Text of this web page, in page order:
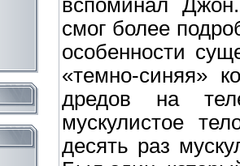
вспоминал
смог более
особенности
«темно-синяя»
дредов на
мускулистое
десять раз